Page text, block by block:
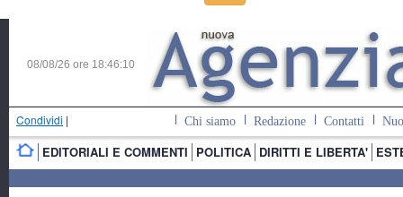
08/08/26 ore 18:46:11
Condividi | Chi siamo Redazione Contatti
EDITORIALI E COMMENTI POLITICA DIRITTI E LIBERTA'